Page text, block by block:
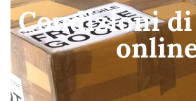
Condizioni